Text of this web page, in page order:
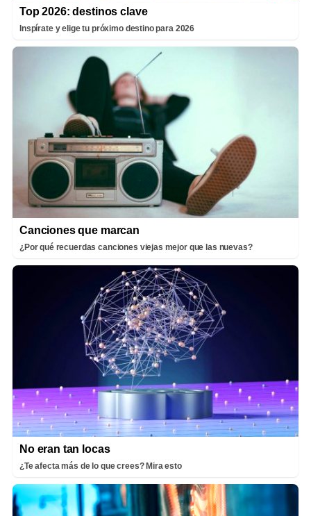
Top 2026: destinos clave
Inspírate y elige tu próximo destino para 2026
Canciones que marcan
¿Por qué recuerdas canciones viejas mejor que las nuevas?
No eran tan locas
¿Te afecta más de lo que crees? Mira esto